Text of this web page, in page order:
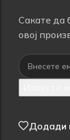
Сакате да
овој
Додади